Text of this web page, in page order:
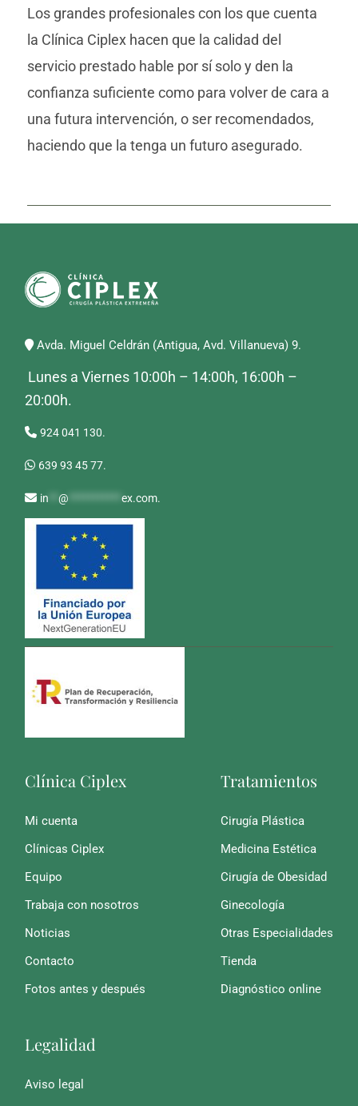
Los grandes profesionales con los que cuenta
la Clínica Ciplex hacen que la calidad del
servicio prestado hable por sí solo y den la
confianza suficiente como para volver de cara a
una futura intervención, o ser recomendados,
haciendo que la tenga un futuro asegurado.
Avda. Miguel Celdrán (Antigua, Avd. Villanueva) 9.
Lunes a Viernes 10:00h – 14:00h, 16:00h –
20:00h.
924 041 130.
639 93 45 77.
in **@ ***********ex.com.
Clínica Ciplex
Mi cuenta
Clínicas Ciplex
Equipo
Trabaja con nosotros
Noticias
Contacto
Fotos antes y después
Tratamientos
Cirugía Plástica
Medicina Estética
Cirugía de Obesidad
Ginecología
Otras Especialidades
Tienda
Diagnóstico online
Legalidad
Aviso legal